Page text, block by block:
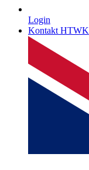
Login
Kontakt HTWK